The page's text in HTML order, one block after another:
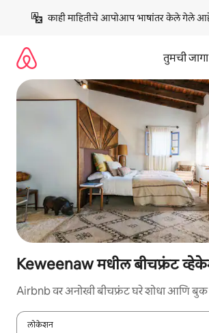
काही माहितीचे आपोआप भाषांतर केले गेले
तुमची
Keweenaw मधील बीचफ्रंट
Airbnb वर अनोखी बीचफ्रंट घरे शोधा आणि बुक
लोकेशन